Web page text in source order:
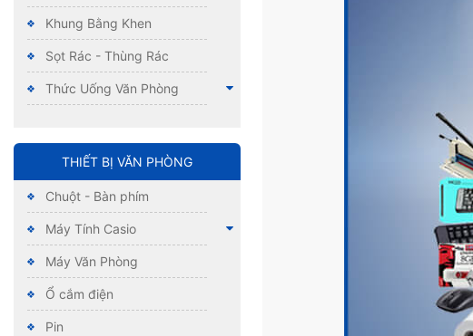
Khung Bằng Khen
Sọt Rác - Thùng Rác
Thức Uống Văn Phòng
THIẾT BỊ VĂN PHÒNG
Chuột - Bàn phím
Máy Tính Casio
Máy Văn Phòng
Ổ cắm điện
Pin